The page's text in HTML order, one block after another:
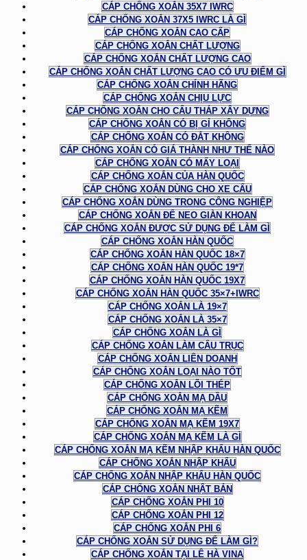
CÁP CHỐNG XOẮN 35X7 IWRC
CÁP CHỐNG XOẮN 37X5 IWRC LÀ GÌ
CÁP CHỐNG XOẮN CAO CẤP
CÁP CHỐNG XOẮN CHẤT LƯỢNG
CÁP CHỐNG XOẮN CHẤT LƯỢNG CAO
CÁP CHỐNG XOẮN CHẤT LƯỢNG CAO CÓ ƯU ĐIỂM GÌ
CÁP CHỐNG XOẮN CHÍNH HÃNG
CÁP CHỐNG XOẮN CHỊU LỰC
CÁP CHỐNG XOẮN CHO CẨU THÁP XÂY DỰNG
CÁP CHỐNG XOẮN CÓ BỊ GỈ KHÔNG
CÁP CHỐNG XOẮN CÓ ĐẮT KHÔNG
CÁP CHỐNG XOẮN CÓ GIÁ THÀNH NHƯ THẾ NÀO
CÁP CHỐNG XOẮN CÓ MẤY LOẠI
CÁP CHỐNG XOẮN CỦA HÀN QUỐC
CÁP CHỐNG XOẮN DÙNG CHO XE CẨU
CÁP CHỐNG XOẮN DÙNG TRONG CÔNG NGHIỆP
CÁP CHỐNG XOẮN ĐỂ NEO GIÀN KHOAN
CÁP CHỐNG XOẮN ĐƯỢC SỬ DỤNG ĐỂ LÀM GÌ
CÁP CHỐNG XOẮN HÀN QUỐC
CÁP CHỐNG XOẮN HÀN QUỐC 18×7
CÁP CHỐNG XOẮN HÀN QUỐC 19*7
CÁP CHỐNG XOẮN HÀN QUỐC 19X7
CÁP CHỐNG XOẮN HÀN QUỐC 35×7+IWRC
CÁP CHỐNG XOẮN LÀ 19×7
CÁP CHỐNG XOẮN LÀ 35×7
CÁP CHỐNG XOẮN LÀ GÌ
CÁP CHỐNG XOẮN LÀM CẨU TRỤC
CÁP CHỐNG XOẮN LIÊN DOANH
CÁP CHỐNG XOẮN LOẠI NÀO TỐT
CÁP CHỐNG XOẮN LÕI THÉP
CÁP CHỐNG XOẮN MẠ DẦU
CÁP CHỐNG XOẮN MẠ KẼM
CÁP CHỐNG XOẮN MẠ KẼM 19X7
CÁP CHỐNG XOẮN MẠ KẼM LÀ GÌ
CÁP CHỐNG XOẮN MẠ KẼM NHẬP KHẨU HÀN QUỐC
CÁP CHỐNG XOẮN NHẬP KHẨU
CÁP CHỐNG XOẮN NHẬP KHẨU HÀN QUỐC
CÁP CHỐNG XOẮN NHẬT BẢN
CÁP CHỐNG XOẮN PHI 10
CÁP CHỐNG XOẮN PHI 12
CÁP CHỐNG XOẮN PHI 6
CÁP CHỐNG XOẮN SỬ DỤNG ĐỂ LÀM GÌ?
CÁP CHỐNG XOẮN TẠI LÊ HÀ VINA